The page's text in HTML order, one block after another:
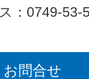
：0749-53-
お問合せ